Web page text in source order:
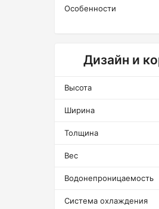
Особенности
Дизайн и
Высота
Ширина
Толщина
Вес
Водонепроницаемость
Система охлаждения